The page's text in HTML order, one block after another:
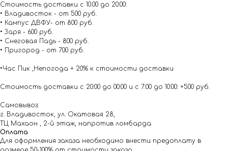
Стоимость доставки с 10.00 до 20:00:
• Владивосток - от 500 руб.
• Кампус ДВФУ- от 800 руб.
• Заря - 600 руб.
• Снеговая Падь - 800 руб.
• Пригород - от 700 руб.
•Час Пик ,Непогода + 20% к стоимости доставки
Стоимость доставки с 20:00 до 00:00 и с 7:00 до 10:00: +500 руб.
Самовывоз:
г. Владивосток, ул. Окатовая 28,
ТЦ Махаон , 2-й этаж, напротив ломбарда.
Оплата
Для оформления заказа необходимо внести предоплату в